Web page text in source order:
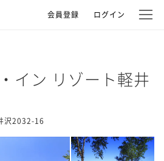
会員登録 ログイン
イン リゾート軽井
沢2032-16